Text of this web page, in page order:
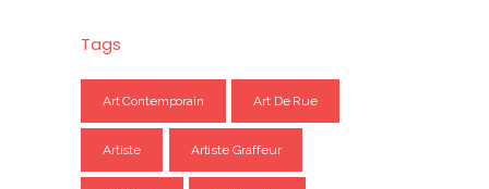
Tags
Art Contemporain Art De Rue
Artiste Artiste Graffeur